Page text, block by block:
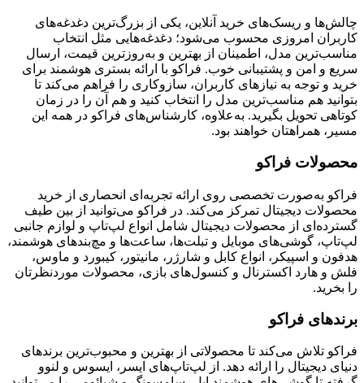
چالش‌ها و ریسک‌های خرید آنلاین، یکی از بزرگ‌ترین دغدغه‌های
کاربران امروزی محسوب می‌شود؛ دغدغه‌هایی مثل انتخاب
مناسب‌ترین مدل، اطمینان از بهترین و به‌روزترین قیمت، ارسال
سریع و امن و پشتیبانی خوب. فراکو با ارائه بستری هوشمند برای
خرید و توجه به نیازهای کاربران، سازوکاری را فراهم می‌کند تا
بتوانید هم مناسب‌ترین مدل را انتخاب کنید و هم آن را در زمان
کوتاهی تحویل بگیرید. به‌علاوه، کارشناس‌های فراکو در همه این
مسیر، همراهتان خواهند بود.
محصولات فراکو
فراکو به‌صورت تخصصی روی ارائه تجربه‌ای انحصاری از خرید
محصولات دیجیتال تمرکز می‌کند. در فراکو می‌توانید از بین طیف
گسترده‌ای از محصولات دیجیتال شامل انواع لپ‌تاپ و لوازم جانبی
لپ‌تاپ، گوشی‌های موبایل و تبلت‌ها، ساعت‌ها و مچ‌بندهای هوشمند،
هدفون و اسپیکر، انواع کابل و شارژر، مانیتور، کیبورد و ماوس،
فلش و هارد اکسترنال و کنسول‌های بازی، محصولات موردنظرتان
را بخرید.
برندهای فراکو
فراکو تلاش می‌کند تا محصولاتی از بهترین و محبوب‌ترین برندهای
دنیای دیجیتال را ارائه دهد. از لپ‌تاپ‌های ایسر، ایسوس و لنوو